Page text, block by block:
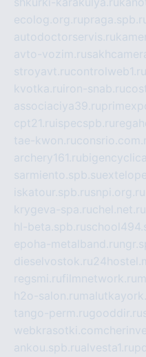
ecolog.org.ru
autodoctorservis.ru
avto-vozim.ru
stroyavt.rucontrolweb1.ru
kvotka.ru iron-snab.ru
associaciya39.ru
cpt21.ru ispecspb.ru
tae-kwon.ru
archery161.ru
sarmiento.spb.su
iskatour.spb.rusnpi.org.ru
krygeva-spa.ruchel.net.ru
hl-beta.spb.ru
epoha-metalband.ru
dieselvostok.ru
regsmi.rufilmnetwork.ru
h2o-salon.ru
tango-perm.rugooddir.ru
webkrasotki.com
ankou.spb.rualvesta1.ru